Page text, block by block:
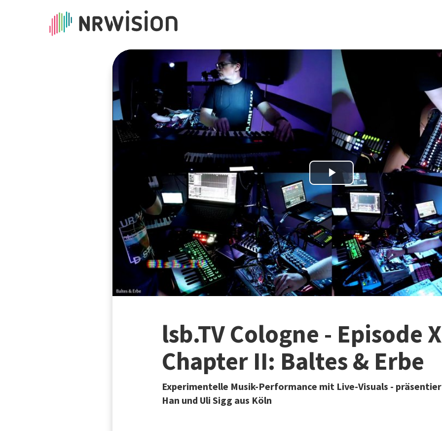
Play
Video
lsb.TV Cologne - Episode
Chapter II: Baltes & Erbe
Experimentelle Musik-Performance mit Live-Visuals -
Han und Uli Sigg aus Köln